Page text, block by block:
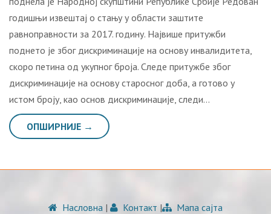
годишњи извештај о стању у области заштите
равноправности за 2017. годину. Највише притужби
поднето је због дискриминације на основу инвалидитета,
скоро петина од укупног броја. Следе притужбе због
дискриминације на основу старосног доба, а готово у
истом броју, као основ дискриминације, следи…
ОПШИРНИЈЕ →
Насловна | Контакт | Мапа сајта